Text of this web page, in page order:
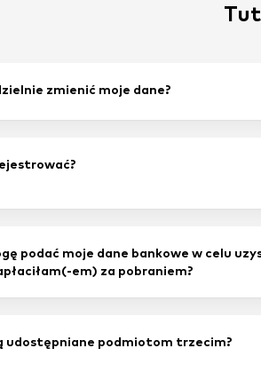
zmienić moje dane?
podać moje dane bankowe w celu
em) za pobraniem?
udostępniane podmiotom trzecim?